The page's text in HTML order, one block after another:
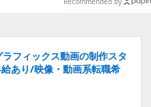
フィックス動画の制作スタ
あり/映像・動画系転職希